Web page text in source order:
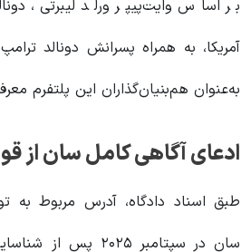
بر اساس وایت‌پیپر ورلد لیبرتی،
آمریکا، به همراه پسرانش دونالد
به‌عنوان هم‌بنیان‌گذاران این پلتفرم
ادعای آگاهی کامل سان از